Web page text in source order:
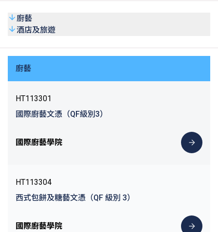
廚藝
酒店及旅遊
廚藝
HT113301
國際廚藝文憑（QF級別3）
國際廚藝學院
HT113304
西式包餅及糖藝文憑（QF 級別 3）
國際廚藝學院